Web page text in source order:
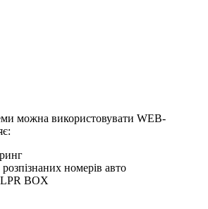
можна використовувати WEB-
номерів авто
BOX